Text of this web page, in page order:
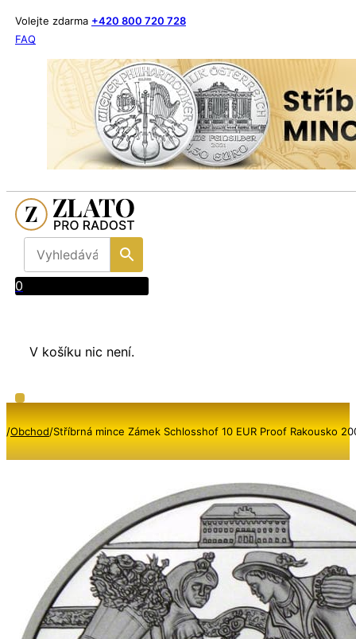
Volejte zdarma +420 800 720 728
FAQ
0
V košíku nic není.
/Obchod/Stříbrná mince Zámek Schlosshof 10 EUR Proof Rakousko